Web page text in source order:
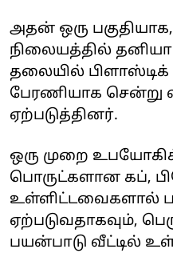
அதன் ஒரு
நிலையத்தில்
தலையில்
பேரணியாக சென்று
ஏற்படுத்தினர்.
ஒரு முறை
பொருட்களான கப்,
உள்ளிட்டவைகளால்
ஏற்படுவதாகவும்,
பயன்பாடு வீட்டில்